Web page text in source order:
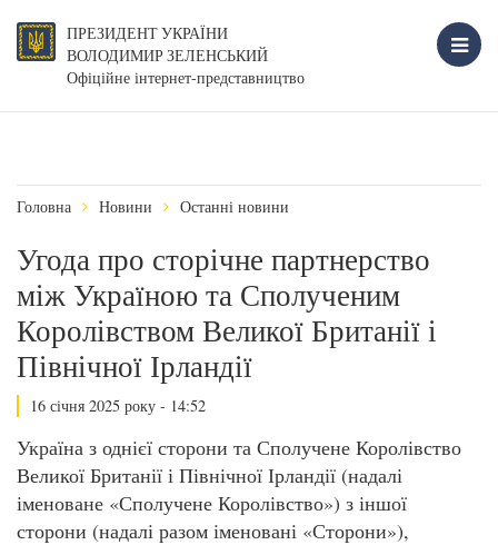
ПРЕЗИДЕНТ УКРАЇНИ
ВОЛОДИМИР ЗЕЛЕНСЬКИЙ
Офіційне інтернет-представництво
Головна Новини Останні новини
Угода про сторічне партнерство
між Україною та Сполученим
Королівством Великої Британії і
Північної Ірландії
16 січня 2025 року - 14:52
Україна з однієї сторони та Сполучене Королівство
Великої Британії і Північної Ірландії (надалі
іменоване «Сполучене Королівство») з іншої
сторони (надалі разом іменовані «Сторони»),